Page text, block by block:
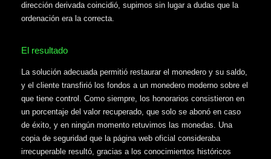
dirección derivada coincidió, supimos sin lugar a dudas que la
ordenación era la correcta.
El resultado
La solución adecuada permitió restaurar el monedero y su saldo,
y el cliente transfirió los fondos a un monedero moderno sobre el
que tiene control. Como siempre, los honorarios consistieron en
un porcentaje del valor recuperado, que solo se abonó en caso
de éxito, y en ningún momento retuvimos las monedas. Una
copia de seguridad que la página web oficial consideraba
irrecuperable resultó, gracias a los conocimientos históricos